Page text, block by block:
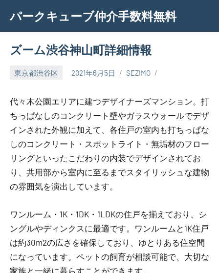
content
パークキューブ仲介手数料無料
ズーム渋谷神山町詳細情報
東京都渋谷区 2021年6月5日 SEZIMO
代々木公園エリアに建つデザイナーズマンション。打
ちっぱなしのコンクリート壁やガラスウォールでデザ
インされた外観に加えて、各住戸の室内も打ちっぱな
しのコンクリート・スポットライト・無垢材のフロー
リングといったこだわりの内装でデザインされてお
り、共用部から室内に至るまでスタイリッシュな建物
の雰囲気を演出しています。
ワンルーム・1K・1DK・1LDKの住戸を揃えており、シ
ングルやディンクスに最適です。ワンルームと1K住戸
は約30m2の広さを確保しており、ゆとりある住空間
になっています。ペットの飼育が相談可能で、大切な
家族と一緒に暮らすことができます。